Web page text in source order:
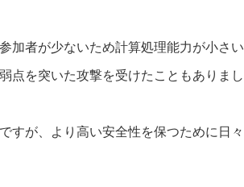
加者が少ないため計算処理能力が小さい
点を突いた攻撃を受けたこともありまし
すが、より高い安全性を保つために日々